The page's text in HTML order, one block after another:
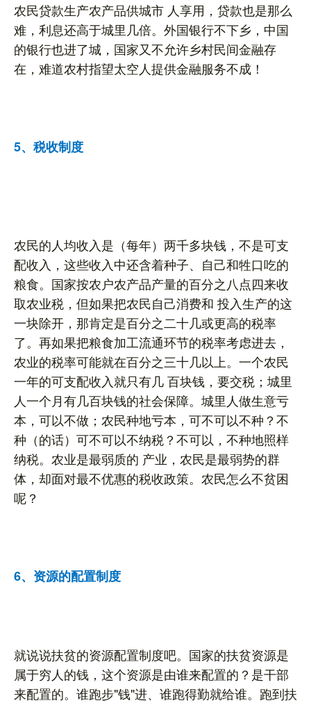
农民贷款生产农产品供城市 人享用，贷款也是那么
难，利息还高于城里几倍。外国银行不下乡，中国
的银行也进了城，国家又不允许乡村民间金融存
在，难道农村指望太空人提供金融服务不成！
5、税收制度
农民的人均收入是（每年）两千多块钱，不是可支
配收入，这些收入中还含着种子、自己和牲口吃的
粮食。国家按农户农产品产量的百分之八点四来收
取农业税，但如果把农民自己消费和 投入生产的这
一块除开，那肯定是百分之二十几或更高的税率
了。再如果把粮食加工流通环节的税率考虑进去，
农业的税率可能就在百分之三十几以上。一个农民
一年的可支配收入就只有几 百块钱，要交税；城里
人一个月有几百块钱的社会保障。城里人做生意亏
本，可以不做；农民种地亏本，可不可以不种？不
种（的话）可不可以不纳税？不可以，不种地照样
纳税。农业是最弱质的 产业，农民是最弱势的群
体，却面对最不优惠的税收政策。农民怎么不贫困
呢？
6、资源的配置制度
就说说扶贫的资源配置制度吧。国家的扶贫资源是
属于穷人的钱，这个资源是由谁来配置的？是干部
来配置的。谁跑步"钱"进、谁跑得勤就给谁。跑到扶